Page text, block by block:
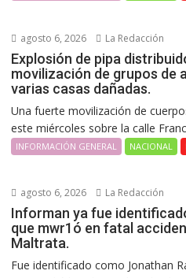
agosto 6, 2026 La Redacción
Explosión de pipa
movilización de grupos de
varias casas dañadas.
Una fuerte movilización de
este miércoles sobre la calle
INFORMACIÓN GENERAL NACIONAL
agosto 6, 2026 La Redacción
Informan ya fue
que mwr1ó en fatal
Maltrata.
Fue identificado como Jonathan